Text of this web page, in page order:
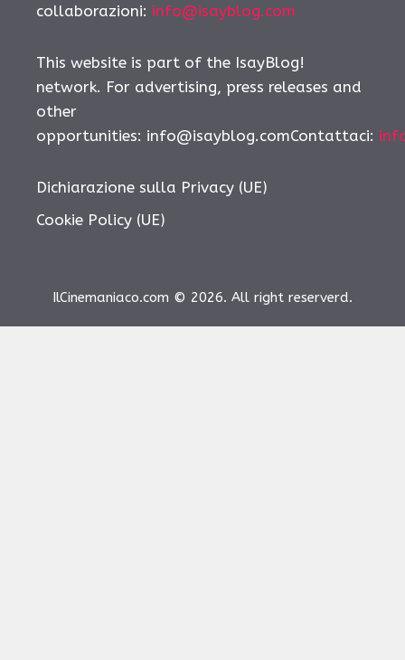
collaborazioni: info@isayblog.com
This website is part of the IsayBlog!
network. For advertising, press releases and
other
opportunities: info@isayblog.comContattaci:
Dichiarazione sulla Privacy (UE)
Cookie Policy (UE)
IlCinemaniaco.com © 2026. All right reserverd.